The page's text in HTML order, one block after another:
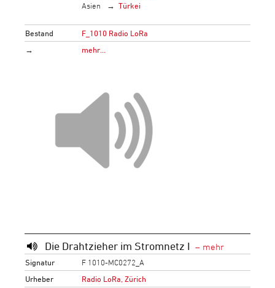
Asien
Türkei
Bestand
F_1010 Radio LoRa
→
mehr…
Die Drahtzieher im Stromnetz I
Signatur
F 1010-MC0272_A
Urheber
Radio LoRa, Zürich